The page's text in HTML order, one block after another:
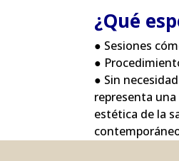
¿Qué
● Sesiones
●
● Sin
representa
estética de la